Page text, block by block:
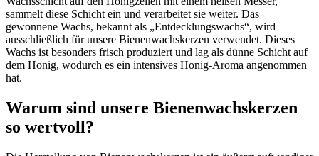
sammelt diese Schicht ein und verarbeitet sie weiter. Das
gewonnene Wachs, bekannt als „Entdecklungswachs“, wird
ausschließlich für unsere Bienenwachskerzen verwendet. Dieses
Wachs ist besonders frisch produziert und lag als dünne Schicht auf
dem Honig, wodurch es ein intensives Honig-Aroma angenommen
hat.
Warum sind unsere Bienenwachskerzen
so wertvoll?